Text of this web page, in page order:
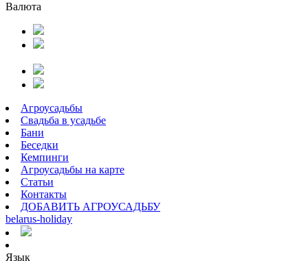
Валюта
Агроусадьбы
Свадьба в усадьбе
Бани
Беседки
Кемпинги
Агроусадьбы на карте
Статьи
Контакты
ДОБАВИТЬ АГРОУСАДЬБУ
belarus-holiday
Язык